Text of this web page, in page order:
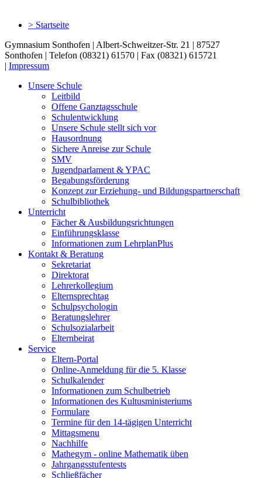
> Startseite
Gymnasium Sonthofen | Albert-Schweitzer-Str. 21 | 87527
Sonthofen | Telefon (08321) 61570 | Fax (08321) 615721
| Impressum
Unsere Schule
Leitbild
Offene Ganztagsschule
Schulentwicklung
Unsere Schule stellt sich vor
Hausordnung
Sichere Anreise zur Schule
SMV
Jugendparlament & YPAC
Begabungsförderung
Konzept zur Erziehung- und Bildungspartnerschaft
Schulbibliothek
Unterricht
Fächer & Ausbildungsrichtungen
Einführungsklasse
Informationen zum LehrplanPlus
Kontakt & Beratung
Sekretariat
Direktorat
Lehrerkollegium
Elternsprechtag
Schulpsychologin
Beratungslehrer
Schulsozialarbeit
Elternbeirat
Service
Eltern-Portal
Online-Anmeldung für die 5. Klasse
Schulkalender
Informationen zum Schulbetrieb
Informationen des Kultusministeriums
Formulare
Termine für den 14-tägigen Unterricht
Mittagsmenu
Nachhilfe
Mathegym - online Mathematik üben
Jahrgangsstufentests
Schließfächer